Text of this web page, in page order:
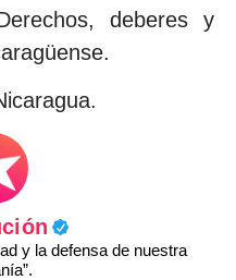
deberes y
y la defensa de nuestra